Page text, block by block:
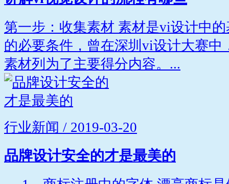
第一步：收集素材 素材是vi设计中
的必要条件，曾在深圳vi设计大赛
素材列为了主要得分内容。...
行业新闻 / 2019-03-20
品牌设计安全的才是最美的